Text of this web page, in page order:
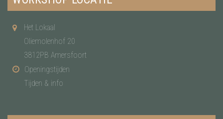
Het Lokaal
Oliemolenhof 20
3812PB Amersfoort
Openingstijden
Tijden & info